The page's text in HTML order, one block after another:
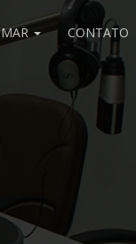
CONTATO